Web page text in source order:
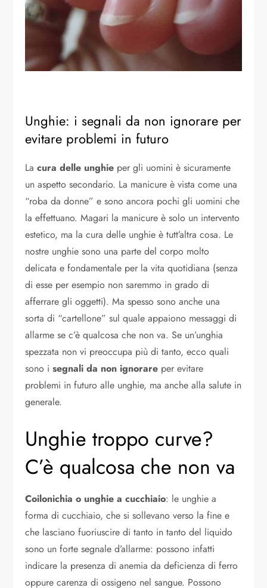
Unghie: i segnali da non ignorare per
evitare problemi in futuro
Lacura delle unghie per gli uomini è sicuramente
un aspetto secondario. La manicure è vista come una
“roba da donne” e sono ancora pochi gli uomini che
la effettuano. Magari la manicure è solo un intervento
estetico, ma la cura delle unghie è tutt’altra cosa. Le
nostre unghie sono una parte del corpo molto
delicata e fondamentale per la vita quotidiana (senza
di esse per esempio non saremmo in grado di
afferrare gli oggetti). Ma spesso sono anche una
sorta di “cartellone” sul quale appaiono messaggi di
allarme se c’è qualcosa che non va. Se un’unghia
spezzata non vi preoccupa più di tanto, ecco quali
sono isegnali da non ignorare per evitare
problemi in futuro alle unghie, ma anche alla salute in
generale.
Unghie troppo curve?
C’è qualcosa che non va
Coilonichia o unghie a cucchiaio: le unghie a
forma di cucchiaio, che si sollevano verso la fine e
che lasciano fuoriuscire di tanto in tanto del liquido
sono un forte segnale d’allarme: possono infatti
indicare la presenza di anemia da deficienza di ferro
oppure carenza di ossigeno nel sangue. Possono